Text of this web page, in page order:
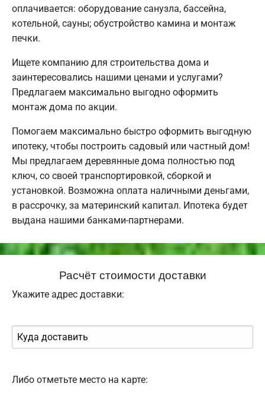
оплачивается: оборудование санузла, бассейна,
котельной, сауны; обустройство камина и монтаж
печки.
Ищете компанию для строительства дома и
заинтересовались нашими ценами и услугами?
Предлагаем максимально выгодно оформить
монтаж дома по акции.
Помогаем максимально быстро оформить выгодную
ипотеку, чтобы построить садовый или частный дом!
Мы предлагаем деревянные дома полностью под
ключ, со своей транспортировкой, сборкой и
установкой. Возможна оплата наличными деньгами,
в рассрочку, за материнский капитал. Ипотека будет
выдана нашими банками-партнерами.
Расчёт стоимости доставки
Укажите адрес доставки:
Либо отметьте место на карте: